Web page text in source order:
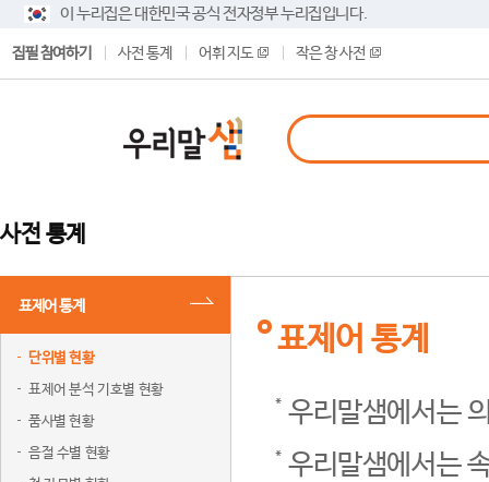
이 누리집은 대한민국 공식 전자정부 누리집입니다.
집필 참여하기 사전 통계 어휘 지도 작은 창 사전
사전 통계
표제어 통계
단위별 현황
표제어 분석 기호별 현황
품사별 현황
음절 수별 현황
표제어 통계
우리말샘에서는
우리말샘에서는